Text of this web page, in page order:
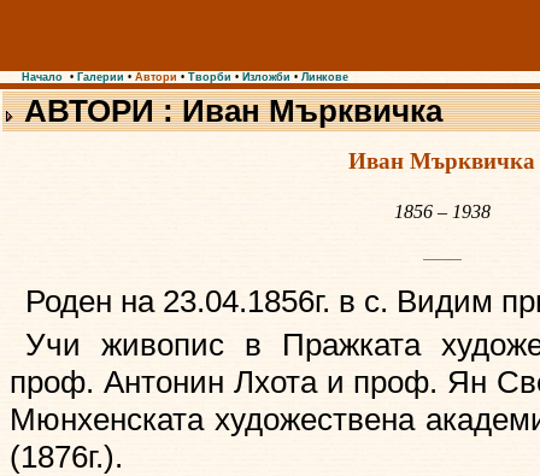
Начало • Галерии • Автори • Творби • Изложби • Линкове
АВТОРИ : Иван Мърквичка
Иван Мърквичка
1856 – 1938
Роден на 23.04.1856г. в с. Видим
Учи живопис в Пражката
проф. Антонин Лхота и проф. Ян
Мюнхенската художествена
(1876г.).